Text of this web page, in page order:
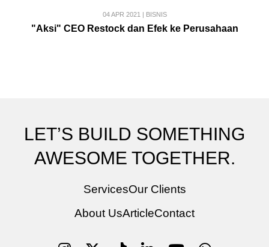
04 APR 2021| BISNIS
"Aksi" CEO Restock dan Efek ke Perusahaan
LET’S BUILD SOMETHING
AWESOME TOGETHER.
ServicesOur Clients
About UsArticleContact